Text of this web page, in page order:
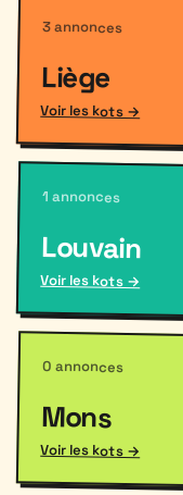
3 annonces
Liège
Voir les kots →
1 annonces
Louvain
Voir les kots →
0 annonces
Mons
Voir les kots →